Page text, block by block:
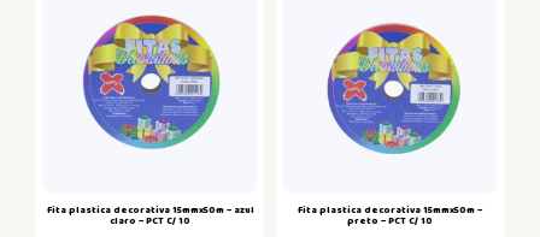
Fita plastica decorativa 15mmx50m – azul
claro – PCT C/ 10
Fita plastica decorativa 15mmx50m –
preto – PCT C/ 10